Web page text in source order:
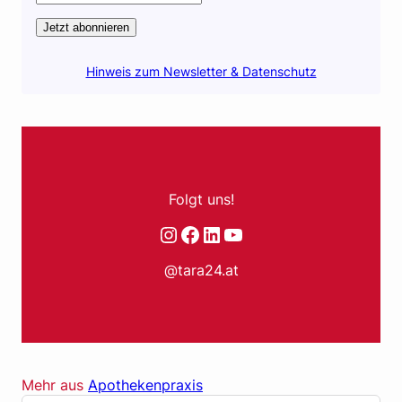
Jetzt abonnieren
Hinweis zum Newsletter & Datenschutz
Folgt uns!
Instagram
Facebook
LinkedIn
YouTube
@tara24.at
Mehr aus Apothekenpraxis